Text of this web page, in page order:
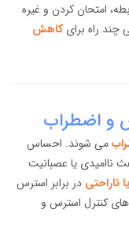
امتحان کردن و غیره
چند راه برایکاهش
و اضطراب
می شوند. احساس
ناامیدی یا عصبانیت
ناراحتی در برابر استرس
های کنترل استرس و